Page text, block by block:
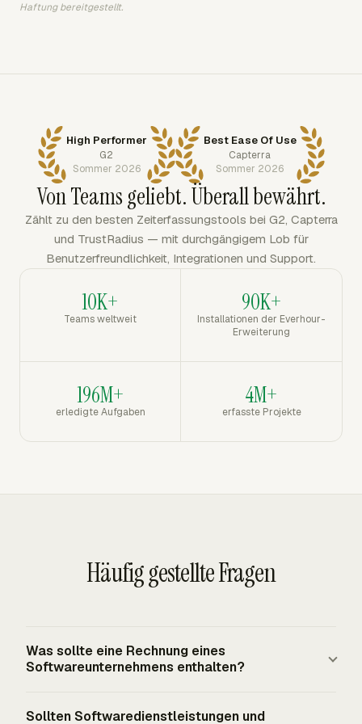
Haftung bereitgestellt.
High Performer
G2
Sommer 2026
Best Ease Of Use
Capterra
Sommer 2026
Von Teams geliebt. Überall bewährt.
Zählt zu den besten Zeiterfassungstools bei G2, Capterra
und TrustRadius — mit durchgängigem Lob für
Benutzerfreundlichkeit, Integrationen und Support.
10K+
Teams weltweit
90K+
Installationen der Everhour-
Erweiterung
196M+
erledigte Aufgaben
4M+
erfasste Projekte
Häufig gestellte Fragen
Was sollte eine Rechnung eines
Softwareunternehmens enthalten?
Sollten Softwaredienstleistungen und